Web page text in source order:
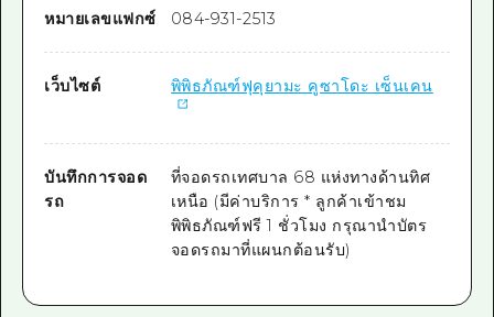
หมายเลขแฟกซ์ 084-931-2513
เว็บไซต์ พิพิธภัณฑ์ฟุคุยามะ คูซาโดะ เซ็นเคน
บันทึกการจอด
รถ
ที่จอดรถเทศบาล 68 แห่งทางด้านทิศ
เหนือ (มีค่าบริการ * ลูกค้าเข้าชม
พิพิธภัณฑ์ฟรี 1 ชั่วโมง กรุณานำบัตร
จอดรถมาที่แผนกต้อนรับ)